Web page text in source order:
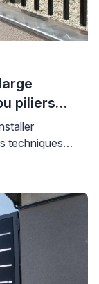
piliers
techniques
ou la
la
sur le long
[…]